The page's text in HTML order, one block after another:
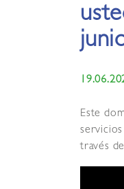
Este
través